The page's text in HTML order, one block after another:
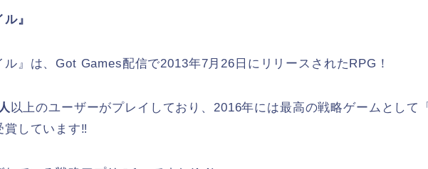
』
ル』は、Got Games配信で2013年7月26日にリリースされたRPG！
以上のユーザーがプレイしており、2016年には最高の戦略ゲームとして「
賞しています‼︎